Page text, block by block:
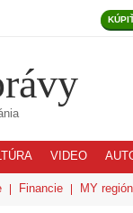
VIDEO
Financie MY